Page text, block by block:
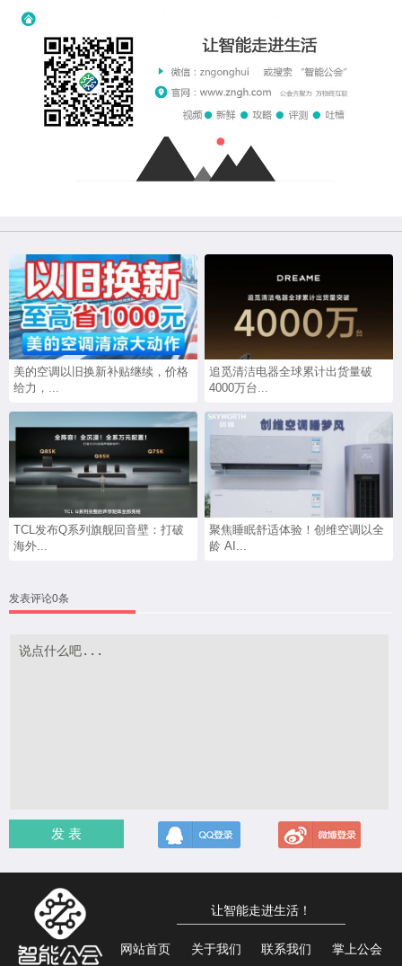
美的空调以旧换新补贴继续，价格
给力，...
追觅清洁电器全球累计出货量破
4000万台...
TCL发布Q系列旗舰回音壁：打破
海外...
聚焦睡眠舒适体验！创维空调以全
龄 AI...
发表评论0条
发 表
让智能走进生活！
网站首页 关于我们 联系我们 掌上公会